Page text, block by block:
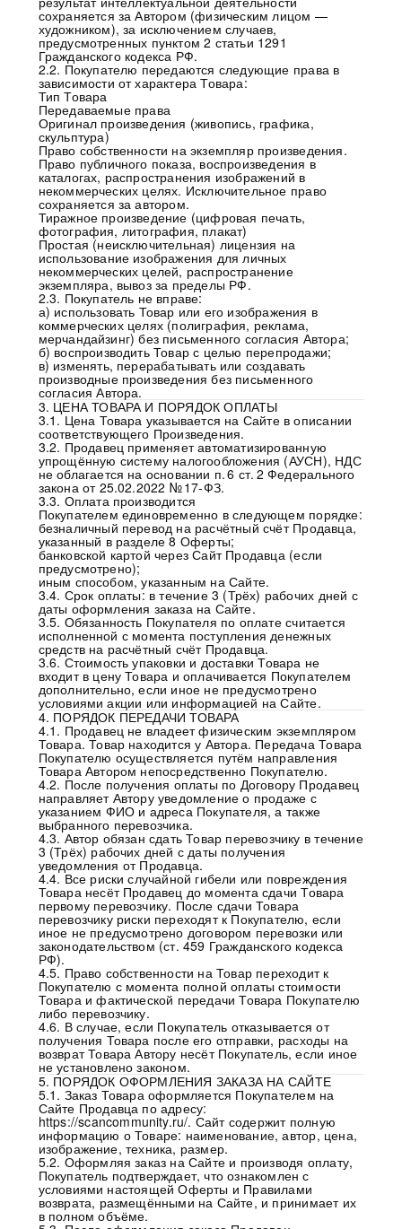
сохраняется за Автором (физическим лицом —
художником), за исключением случаев,
предусмотренных пунктом 2 статьи 1291
Гражданского кодекса РФ.
2.2. Покупателю передаются следующие права в
зависимости от характера Товара:
Тип Товара
Передаваемые права
Оригинал произведения (живопись, графика,
скульптура)
Право собственности на экземпляр произведения.
Право публичного показа, воспроизведения в
каталогах, распространения изображений в
некоммерческих целях. Исключительное право
сохраняется за автором.
Тиражное произведение (цифровая печать,
фотография, литография, плакат)
Простая (неисключительная) лицензия на
использование изображения для личных
некоммерческих целей, распространение
экземпляра, вывоз за пределы РФ.
2.3. Покупатель не вправе:
а) использовать Товар или его изображения в
коммерческих целях (полиграфия, реклама,
мерчандайзинг) без письменного согласия Автора;
б) воспроизводить Товар с целью перепродажи;
в) изменять, перерабатывать или создавать
производные произведения без письменного
согласия Автора.
3. ЦЕНА ТОВАРА И ПОРЯДОК ОПЛАТЫ
3.1. Цена Товара указывается на Сайте в описании
соответствующего Произведения.
3.2. Продавец применяет автоматизированную
упрощённую систему налогообложения (АУСН), НДС
не облагается на основании п. 6 ст. 2 Федерального
закона от 25.02.2022 № 17‑ФЗ.
3.3. Оплата производится
Покупателем единовременно в следующем порядке:
безналичный перевод на расчётный счёт Продавца,
указанный в разделе 8 Оферты;
банковской картой через Сайт Продавца (если
предусмотрено);
иным способом, указанным на Сайте.
3.4. Срок оплаты: в течение 3 (Трёх) рабочих дней с
даты оформления заказа на Сайте.
3.5. Обязанность Покупателя по оплате считается
исполненной с момента поступления денежных
средств на расчётный счёт Продавца.
3.6. Стоимость упаковки и доставки Товара не
входит в цену Товара и оплачивается Покупателем
дополнительно, если иное не предусмотрено
условиями акции или информацией на Сайте.
4. ПОРЯДОК ПЕРЕДАЧИ ТОВАРА
4.1. Продавец не владеет физическим экземпляром
Товара. Товар находится у Автора. Передача Товара
Покупателю осуществляется путём направления
Товара Автором непосредственно Покупателю.
4.2. После получения оплаты по Договору Продавец
направляет Автору уведомление о продаже с
указанием ФИО и адреса Покупателя, а также
выбранного перевозчика.
4.3. Автор обязан сдать Товар перевозчику в течение
3 (Трёх) рабочих дней с даты получения
уведомления от Продавца.
4.4. Все риски случайной гибели или повреждения
Товара несёт Продавец до момента сдачи Товара
первому перевозчику. После сдачи Товара
перевозчику риски переходят к Покупателю, если
иное не предусмотрено договором перевозки или
законодательством (ст. 459 Гражданского кодекса
РФ).
4.5. Право собственности на Товар переходит к
Покупателю с момента полной оплаты стоимости
Товара и фактической передачи Товара Покупателю
либо перевозчику.
4.6. В случае, если Покупатель отказывается от
получения Товара после его отправки, расходы на
возврат Товара Автору несёт Покупатель, если иное
не установлено законом.
5. ПОРЯДОК ОФОРМЛЕНИЯ ЗАКАЗА НА САЙТЕ
5.1. Заказ Товара оформляется Покупателем на
Сайте Продавца по адресу:
https://scancommunity.ru/. Сайт содержит полную
информацию о Товаре: наименование, автор, цена,
изображение, техника, размер.
5.2. Оформляя заказ на Сайте и производя оплату,
Покупатель подтверждает, что ознакомлен с
условиями настоящей Оферты и Правилами
возврата, размещёнными на Сайте, и принимает их
в полном объёме.